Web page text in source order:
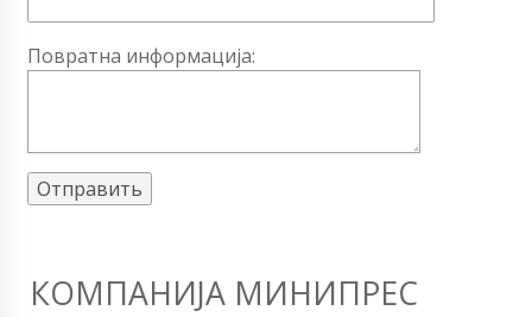
Повратна информација:
КОМПАНИЈА МИНИПРЕС